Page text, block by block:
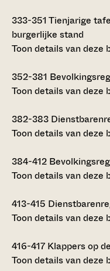
333-351 Tienjarige
burgerlijke stand
Toon details van deze
352-381
Toon details van deze
382-383
Toon details van deze
384-412
Toon details van deze
413-415
Toon details van deze
416-417 Klappers op
Toon details van deze